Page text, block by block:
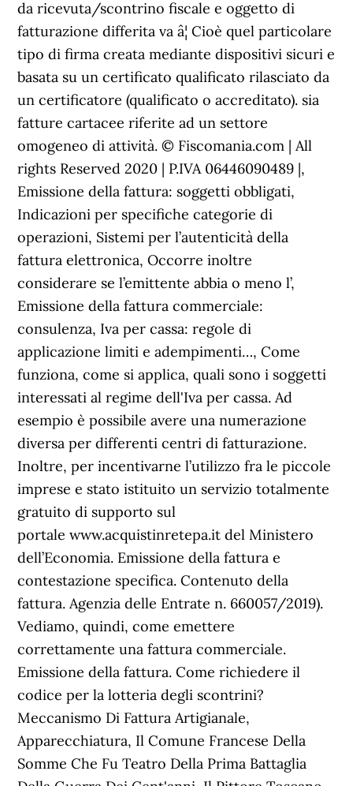
da ricevuta/scontrino fiscale e oggetto di
fatturazione differita va â¦ Cioè quel particolare
tipo di firma creata mediante dispositivi sicuri e
basata su un certificato qualificato rilasciato da
un certificatore (qualificato o accreditato). sia
fatture cartacee riferite ad un settore
omogeneo di attività. © Fiscomania.com | All
rights Reserved 2020 | P.IVA 06446090489 |,
Emissione della fattura: soggetti obbligati,
Indicazioni per specifiche categorie di
operazioni, Sistemi per l’autenticità della
fattura elettronica, Occorre inoltre
considerare se l’emittente abbia o meno l’,
Emissione della fattura commerciale:
consulenza, Iva per cassa: regole di
applicazione limiti e adempimenti…, Come
funziona, come si applica, quali sono i soggetti
interessati al regime dell'Iva per cassa. Ad
esempio è possibile avere una numerazione
diversa per differenti centri di fatturazione.
Inoltre, per incentivarne l’utilizzo fra le piccole
imprese e stato istituito un servizio totalmente
gratuito di supporto sul
portale www.acquistinretepa.it del Ministero
dell’Economia. Emissione della fattura e
contestazione specifica. Contenuto della
fattura. Agenzia delle Entrate n. 660057/2019).
Vediamo, quindi, come emettere
correttamente una fattura commerciale.
Emissione della fattura. Come richiedere il
codice per la lotteria degli scontrini?
Meccanismo Di Fattura Artigianale,
Apparecchiatura, Il Comune Francese Della
Somme Che Fu Teatro Della Prima Battaglia